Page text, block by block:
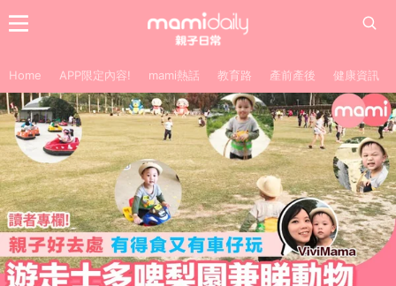
Home APP限定內容! mami熱話 教育路 產前產後 健康資訊